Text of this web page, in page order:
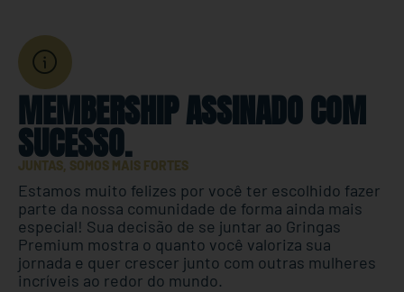
MEMBERSHIP ASSINADO COM
SUCESSO.
JUNTAS, SOMOS MAIS FORTES
Estamos muito felizes por você ter escolhido fazer
parte da nossa comunidade de forma ainda mais
especial! Sua decisão de se juntar ao Gringas
Premium mostra o quanto você valoriza sua
jornada e quer crescer junto com outras mulheres
incríveis ao redor do mundo.